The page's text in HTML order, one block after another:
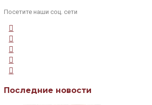
Посетите наши соц. сети
Последние новости